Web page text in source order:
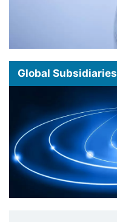
Global Subsidiaries